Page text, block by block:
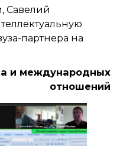
Савелий
партнера на
и международных
отношений